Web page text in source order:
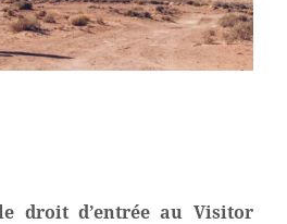
droit d’entrée au Visitor